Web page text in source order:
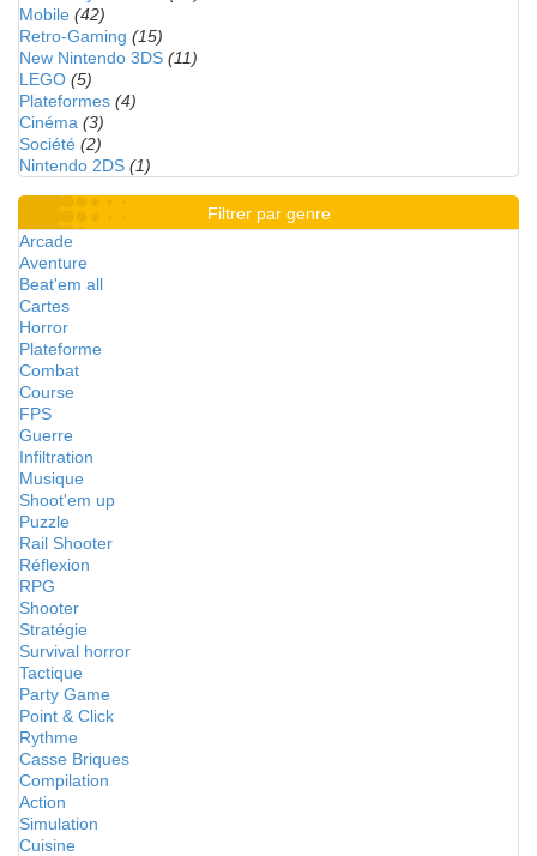
Mobile (42)
Retro-Gaming (15)
New Nintendo 3DS (11)
LEGO (5)
Plateformes (4)
Cinéma (3)
Société (2)
Nintendo 2DS (1)
Filtrer par genre
Arcade
Aventure
Beat'em all
Cartes
Horror
Plateforme
Combat
Course
FPS
Guerre
Infiltration
Musique
Shoot'em up
Puzzle
Rail Shooter
Réflexion
RPG
Shooter
Stratégie
Survival horror
Tactique
Party Game
Point & Click
Rythme
Casse Briques
Compilation
Action
Simulation
Cuisine